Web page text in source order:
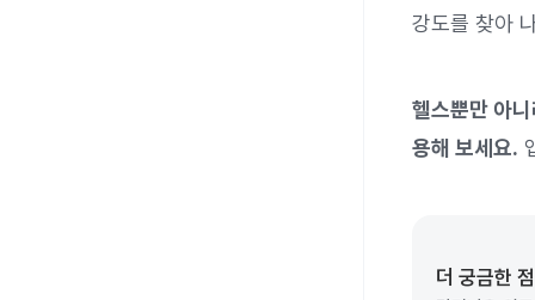
강도를 찾아
헬스뿐만 아
용해 보세요.
더 궁금한